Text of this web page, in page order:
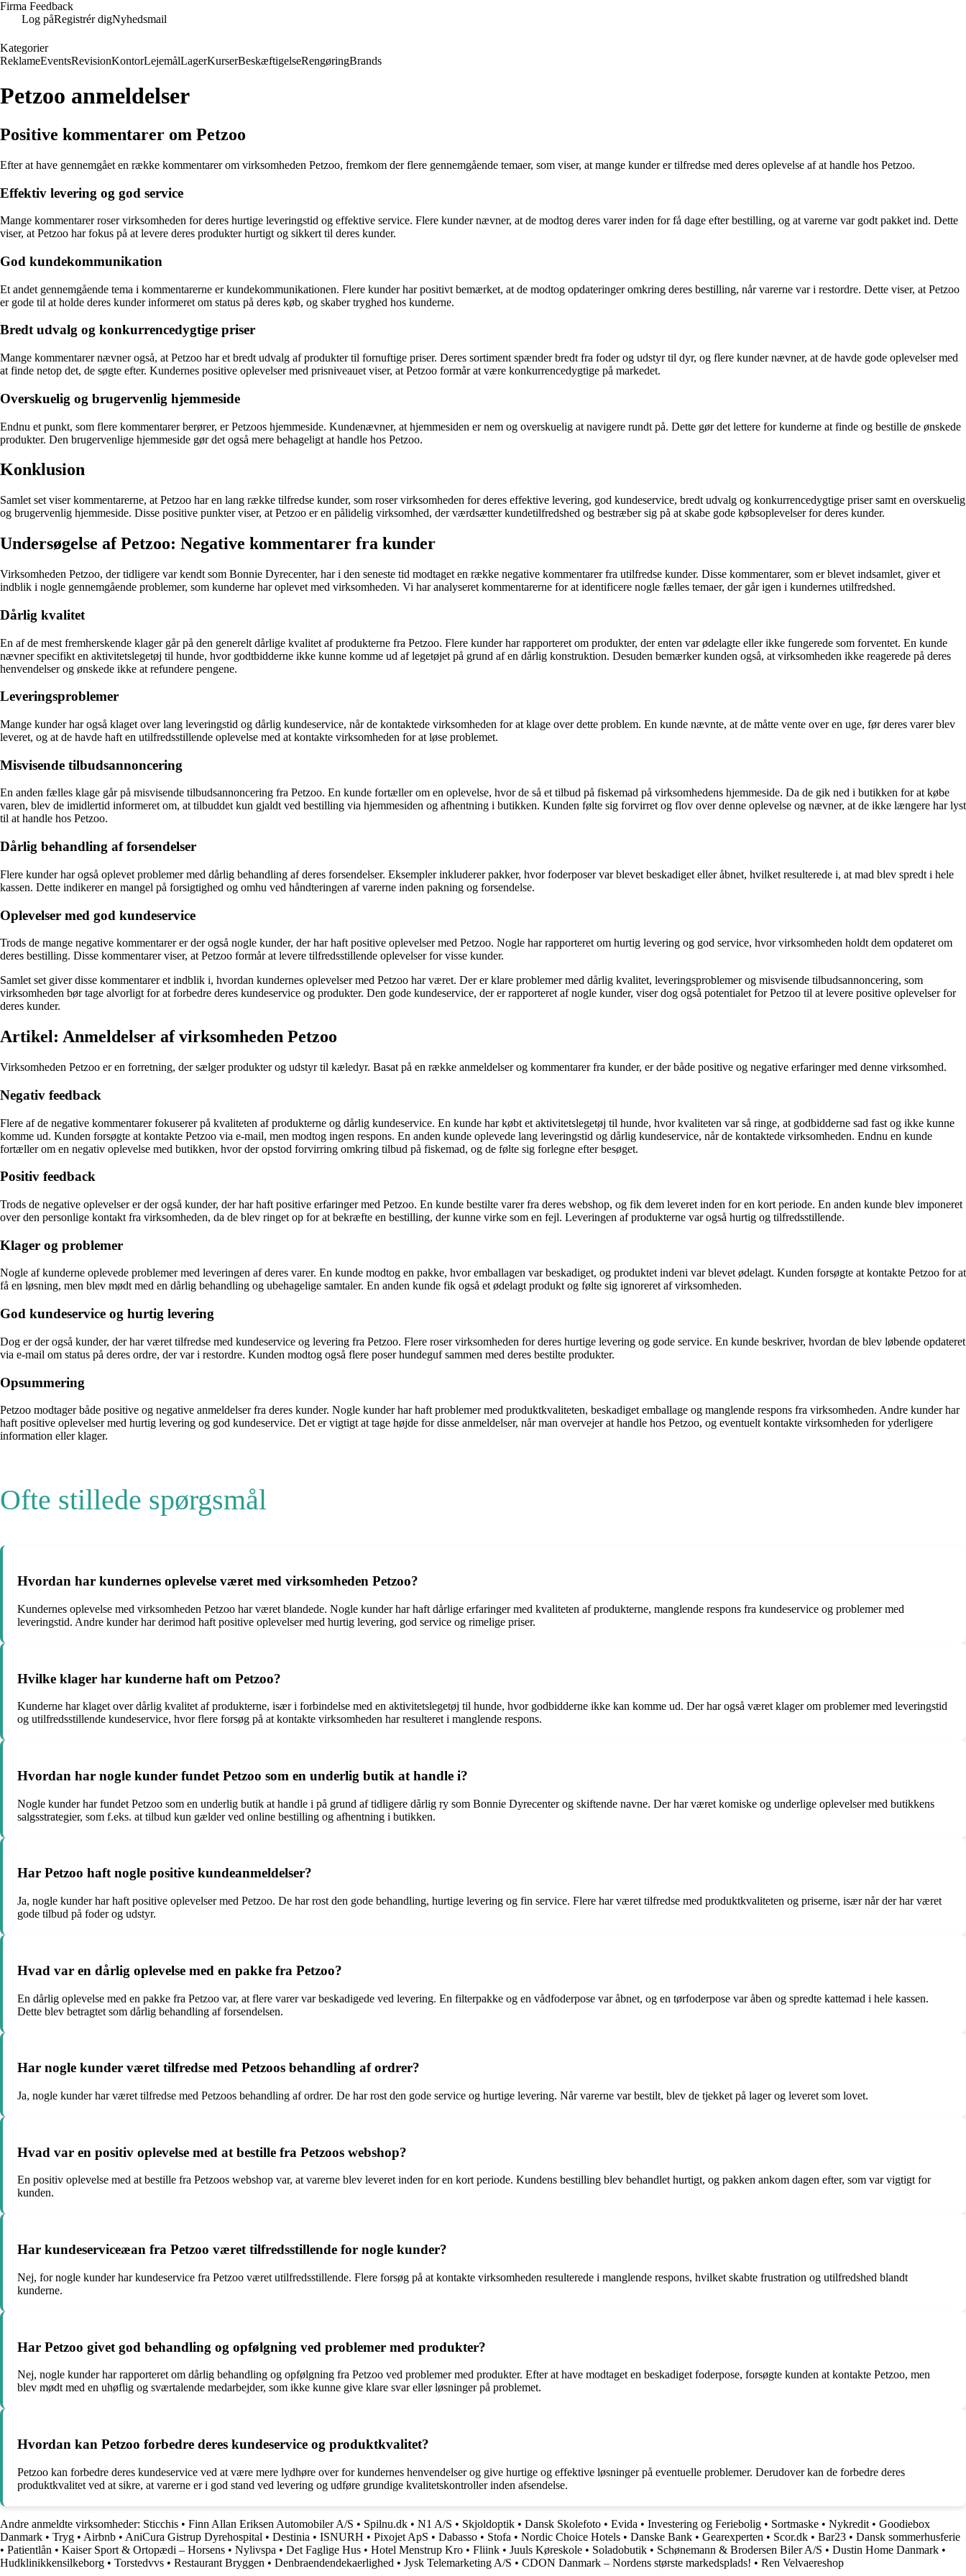
Firma Feedback
Log påRegistrér digNyhedsmail
Kategorier
ReklameEventsRevisionKontorLejemålLagerKurserBeskæftigelseRengøringBrands
Petzoo anmeldelser
Positive kommentarer om Petzoo
Efter at have gennemgået en række kommentarer om virksomheden Petzoo, fremkom der flere gennemgående temaer, som viser, at mange kunder er tilfredse med deres oplevelse af at handle hos Petzoo.
Effektiv levering og god service
Mange kommentarer roser virksomheden for deres hurtige leveringstid og effektive service. Flere kunder nævner, at de modtog deres varer inden for få dage efter bestilling, og at varerne var godt pakket ind. Dette
viser, at Petzoo har fokus på at levere deres produkter hurtigt og sikkert til deres kunder.
God kundekommunikation
Et andet gennemgående tema i kommentarerne er kundekommunikationen. Flere kunder har positivt bemærket, at de modtog opdateringer omkring deres bestilling, når varerne var i restordre. Dette viser, at Petzoo
er gode til at holde deres kunder informeret om status på deres køb, og skaber tryghed hos kunderne.
Bredt udvalg og konkurrencedygtige priser
Mange kommentarer nævner også, at Petzoo har et bredt udvalg af produkter til fornuftige priser. Deres sortiment spænder bredt fra foder og udstyr til dyr, og flere kunder nævner, at de havde gode oplevelser med
at finde netop det, de søgte efter. Kundernes positive oplevelser med prisniveauet viser, at Petzoo formår at være konkurrencedygtige på markedet.
Overskuelig og brugervenlig hjemmeside
Endnu et punkt, som flere kommentarer berører, er Petzoos hjemmeside. Kundenævner, at hjemmesiden er nem og overskuelig at navigere rundt på. Dette gør det lettere for kunderne at finde og bestille de ønskede
produkter. Den brugervenlige hjemmeside gør det også mere behageligt at handle hos Petzoo.
Konklusion
Samlet set viser kommentarerne, at Petzoo har en lang række tilfredse kunder, som roser virksomheden for deres effektive levering, god kundeservice, bredt udvalg og konkurrencedygtige priser samt en overskuelig
og brugervenlig hjemmeside. Disse positive punkter viser, at Petzoo er en pålidelig virksomhed, der værdsætter kundetilfredshed og bestræber sig på at skabe gode købsoplevelser for deres kunder.
Undersøgelse af Petzoo: Negative kommentarer fra kunder
Virksomheden Petzoo, der tidligere var kendt som Bonnie Dyrecenter, har i den seneste tid modtaget en række negative kommentarer fra utilfredse kunder. Disse kommentarer, som er blevet indsamlet, giver et
indblik i nogle gennemgående problemer, som kunderne har oplevet med virksomheden. Vi har analyseret kommentarerne for at identificere nogle fælles temaer, der går igen i kundernes utilfredshed.
Dårlig kvalitet
En af de mest fremherskende klager går på den generelt dårlige kvalitet af produkterne fra Petzoo. Flere kunder har rapporteret om produkter, der enten var ødelagte eller ikke fungerede som forventet. En kunde
nævner specifikt en aktivitetslegetøj til hunde, hvor godtbidderne ikke kunne komme ud af legetøjet på grund af en dårlig konstruktion. Desuden bemærker kunden også, at virksomheden ikke reagerede på deres
henvendelser og ønskede ikke at refundere pengene.
Leveringsproblemer
Mange kunder har også klaget over lang leveringstid og dårlig kundeservice, når de kontaktede virksomheden for at klage over dette problem. En kunde nævnte, at de måtte vente over en uge, før deres varer blev
leveret, og at de havde haft en utilfredsstillende oplevelse med at kontakte virksomheden for at løse problemet.
Misvisende tilbudsannoncering
En anden fælles klage går på misvisende tilbudsannoncering fra Petzoo. En kunde fortæller om en oplevelse, hvor de så et tilbud på fiskemad på virksomhedens hjemmeside. Da de gik ned i butikken for at købe
varen, blev de imidlertid informeret om, at tilbuddet kun gjaldt ved bestilling via hjemmesiden og afhentning i butikken. Kunden følte sig forvirret og flov over denne oplevelse og nævner, at de ikke længere har lyst
til at handle hos Petzoo.
Dårlig behandling af forsendelser
Flere kunder har også oplevet problemer med dårlig behandling af deres forsendelser. Eksempler inkluderer pakker, hvor foderposer var blevet beskadiget eller åbnet, hvilket resulterede i, at mad blev spredt i hele
kassen. Dette indikerer en mangel på forsigtighed og omhu ved håndteringen af varerne inden pakning og forsendelse.
Oplevelser med god kundeservice
Trods de mange negative kommentarer er der også nogle kunder, der har haft positive oplevelser med Petzoo. Nogle har rapporteret om hurtig levering og god service, hvor virksomheden holdt dem opdateret om
deres bestilling. Disse kommentarer viser, at Petzoo formår at levere tilfredsstillende oplevelser for visse kunder.
Samlet set giver disse kommentarer et indblik i, hvordan kundernes oplevelser med Petzoo har været. Der er klare problemer med dårlig kvalitet, leveringsproblemer og misvisende tilbudsannoncering, som
virksomheden bør tage alvorligt for at forbedre deres kundeservice og produkter. Den gode kundeservice, der er rapporteret af nogle kunder, viser dog også potentialet for Petzoo til at levere positive oplevelser for
deres kunder.
Artikel: Anmeldelser af virksomheden Petzoo
Virksomheden Petzoo er en forretning, der sælger produkter og udstyr til kæledyr. Basat på en række anmeldelser og kommentarer fra kunder, er der både positive og negative erfaringer med denne virksomhed.
Negativ feedback
Flere af de negative kommentarer fokuserer på kvaliteten af produkterne og dårlig kundeservice. En kunde har købt et aktivitetslegetøj til hunde, hvor kvaliteten var så ringe, at godbidderne sad fast og ikke kunne
komme ud. Kunden forsøgte at kontakte Petzoo via e-mail, men modtog ingen respons. En anden kunde oplevede lang leveringstid og dårlig kundeservice, når de kontaktede virksomheden. Endnu en kunde
fortæller om en negativ oplevelse med butikken, hvor der opstod forvirring omkring tilbud på fiskemad, og de følte sig forlegne efter besøget.
Positiv feedback
Trods de negative oplevelser er der også kunder, der har haft positive erfaringer med Petzoo. En kunde bestilte varer fra deres webshop, og fik dem leveret inden for en kort periode. En anden kunde blev imponeret
over den personlige kontakt fra virksomheden, da de blev ringet op for at bekræfte en bestilling, der kunne virke som en fejl. Leveringen af produkterne var også hurtig og tilfredsstillende.
Klager og problemer
Nogle af kunderne oplevede problemer med leveringen af deres varer. En kunde modtog en pakke, hvor emballagen var beskadiget, og produktet indeni var blevet ødelagt. Kunden forsøgte at kontakte Petzoo for at
få en løsning, men blev mødt med en dårlig behandling og ubehagelige samtaler. En anden kunde fik også et ødelagt produkt og følte sig ignoreret af virksomheden.
God kundeservice og hurtig levering
Dog er der også kunder, der har været tilfredse med kundeservice og levering fra Petzoo. Flere roser virksomheden for deres hurtige levering og gode service. En kunde beskriver, hvordan de blev løbende opdateret
via e-mail om status på deres ordre, der var i restordre. Kunden modtog også flere poser hundeguf sammen med deres bestilte produkter.
Opsummering
Petzoo modtager både positive og negative anmeldelser fra deres kunder. Nogle kunder har haft problemer med produktkvaliteten, beskadiget emballage og manglende respons fra virksomheden. Andre kunder har
haft positive oplevelser med hurtig levering og god kundeservice. Det er vigtigt at tage højde for disse anmeldelser, når man overvejer at handle hos Petzoo, og eventuelt kontakte virksomheden for yderligere
information eller klager.
Ofte stillede spørgsmål
Hvordan har kundernes oplevelse været med virksomheden Petzoo?
Kundernes oplevelse med virksomheden Petzoo har været blandede. Nogle kunder har haft dårlige erfaringer med kvaliteten af produkterne, manglende respons fra kundeservice og problemer med
leveringstid. Andre kunder har derimod haft positive oplevelser med hurtig levering, god service og rimelige priser.
Hvilke klager har kunderne haft om Petzoo?
Kunderne har klaget over dårlig kvalitet af produkterne, især i forbindelse med en aktivitetslegetøj til hunde, hvor godbidderne ikke kan komme ud. Der har også været klager om problemer med leveringstid
og utilfredsstillende kundeservice, hvor flere forsøg på at kontakte virksomheden har resulteret i manglende respons.
Hvordan har nogle kunder fundet Petzoo som en underlig butik at handle i?
Nogle kunder har fundet Petzoo som en underlig butik at handle i på grund af tidligere dårlig ry som Bonnie Dyrecenter og skiftende navne. Der har været komiske og underlige oplevelser med butikkens
salgsstrategier, som f.eks. at tilbud kun gælder ved online bestilling og afhentning i butikken.
Har Petzoo haft nogle positive kundeanmeldelser?
Ja, nogle kunder har haft positive oplevelser med Petzoo. De har rost den gode behandling, hurtige levering og fin service. Flere har været tilfredse med produktkvaliteten og priserne, især når der har været
gode tilbud på foder og udstyr.
Hvad var en dårlig oplevelse med en pakke fra Petzoo?
En dårlig oplevelse med en pakke fra Petzoo var, at flere varer var beskadigede ved levering. En filterpakke og en vådfoderpose var åbnet, og en tørfoderpose var åben og spredte kattemad i hele kassen.
Dette blev betragtet som dårlig behandling af forsendelsen.
Har nogle kunder været tilfredse med Petzoos behandling af ordrer?
Ja, nogle kunder har været tilfredse med Petzoos behandling af ordrer. De har rost den gode service og hurtige levering. Når varerne var bestilt, blev de tjekket på lager og leveret som lovet.
Hvad var en positiv oplevelse med at bestille fra Petzoos webshop?
En positiv oplevelse med at bestille fra Petzoos webshop var, at varerne blev leveret inden for en kort periode. Kundens bestilling blev behandlet hurtigt, og pakken ankom dagen efter, som var vigtigt for
kunden.
Har kundeserviceæan fra Petzoo været tilfredsstillende for nogle kunder?
Nej, for nogle kunder har kundeservice fra Petzoo været utilfredsstillende. Flere forsøg på at kontakte virksomheden resulterede i manglende respons, hvilket skabte frustration og utilfredshed blandt
kunderne.
Har Petzoo givet god behandling og opfølgning ved problemer med produkter?
Nej, nogle kunder har rapporteret om dårlig behandling og opfølgning fra Petzoo ved problemer med produkter. Efter at have modtaget en beskadiget foderpose, forsøgte kunden at kontakte Petzoo, men
blev mødt med en uhøflig og sværtalende medarbejder, som ikke kunne give klare svar eller løsninger på problemet.
Hvordan kan Petzoo forbedre deres kundeservice og produktkvalitet?
Petzoo kan forbedre deres kundeservice ved at være mere lydhøre over for kundernes henvendelser og give hurtige og effektive løsninger på eventuelle problemer. Derudover kan de forbedre deres
produktkvalitet ved at sikre, at varerne er i god stand ved levering og udføre grundige kvalitetskontroller inden afsendelse.
Andre anmeldte virksomheder: Sticchis • Finn Allan Eriksen Automobiler A/S • Spilnu.dk • N1 A/S • Skjoldoptik • Dansk Skolefoto • Evida • Investering og Feriebolig • Sortmaske • Nykredit • Goodiebox
Danmark • Tryg • Airbnb • AniCura Gistrup Dyrehospital • Destinia • ISNURH • Pixojet ApS • Dabasso • Stofa • Nordic Choice Hotels • Danske Bank • Gearexperten • Scor.dk • Bar23 • Dansk sommerhusferie
• Patientlån • Kaiser Sport & Ortopædi – Horsens • Nylivspa • Det Faglige Hus • Hotel Menstrup Kro • Fliink • Juuls Køreskole • Soladobutik • Schønemann & Brodersen Biler A/S • Dustin Home Danmark •
Hudklinikkensilkeborg • Torstedvvs • Restaurant Bryggen • Denbraendendekaerlighed • Jysk Telemarketing A/S • CDON Danmark – Nordens største markedsplads! • Ren Velvaereshop